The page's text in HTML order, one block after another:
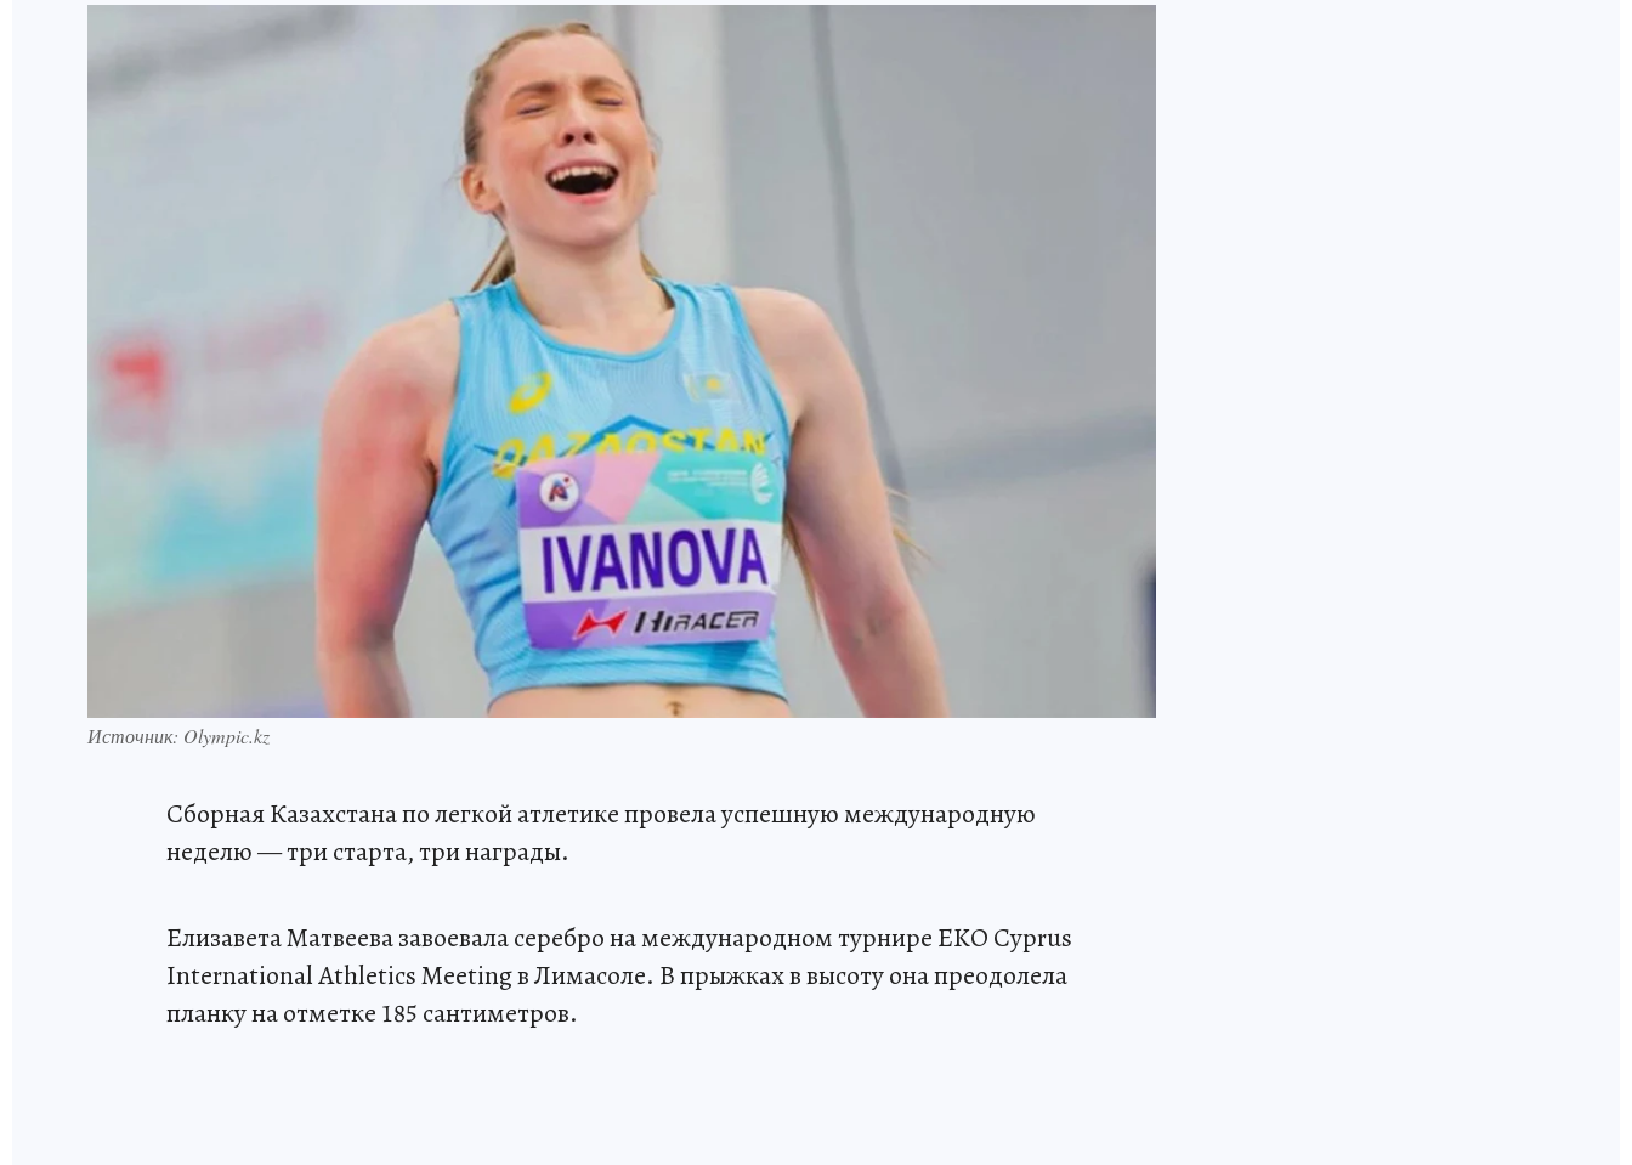
Источник: Olympic.kz
Сборная Казахстана по легкой атлетике провела успешную международную
неделю — три старта, три награды.
Елизавета Матвеева завоевала серебро на международном турнире EKO Cyprus
International Athletics Meeting в Лимасоле. В прыжках в высоту она преодолела
планку на отметке 185 сантиметров.